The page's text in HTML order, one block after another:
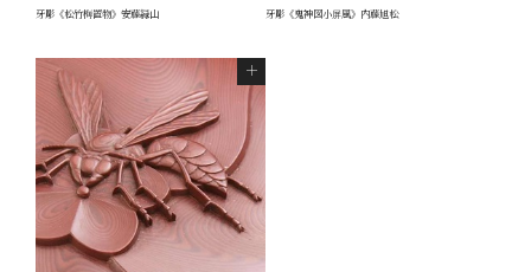
牙彫《松竹梅置物》安藤緑山 牙彫《鬼神図小屏風》内藤旭松